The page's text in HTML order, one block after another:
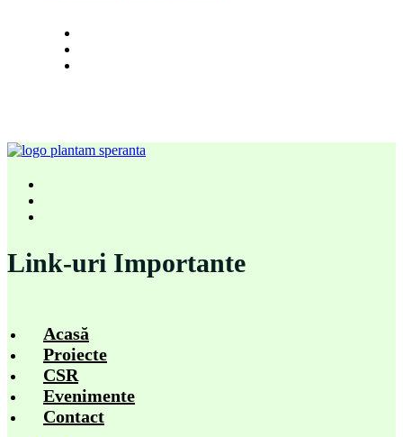
Link-uri Importante
Acasă
Proiecte
CSR
Evenimente
Contact